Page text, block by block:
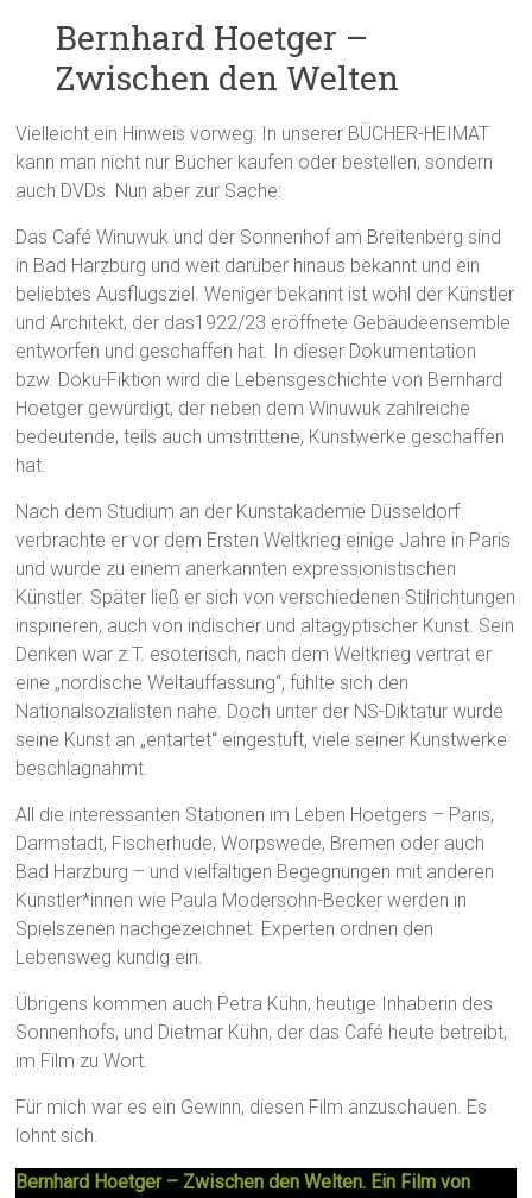
Bernhard Hoetger –
Zwischen den Welten
Vielleicht ein Hinweis vorweg: In unserer BÜCHER-HEIMAT
kann man nicht nur Bücher kaufen oder bestellen, sondern
auch DVDs. Nun aber zur Sache:
Das Café Winuwuk und der Sonnenhof am Breitenberg sind
in Bad Harzburg und weit darüber hinaus bekannt und ein
beliebtes Ausflugsziel. Weniger bekannt ist wohl der Künstler
und Architekt, der das1922/23 eröffnete Gebäudeensemble
entworfen und geschaffen hat. In dieser Dokumentation
bzw. Doku-Fiktion wird die Lebensgeschichte von Bernhard
Hoetger gewürdigt, der neben dem Winuwuk zahlreiche
bedeutende, teils auch umstrittene, Kunstwerke geschaffen
hat.
Nach dem Studium an der Kunstakademie Düsseldorf
verbrachte er vor dem Ersten Weltkrieg einige Jahre in Paris
und wurde zu einem anerkannten expressionistischen
Künstler. Später ließ er sich von verschiedenen Stilrichtungen
inspirieren, auch von indischer und altägyptischer Kunst. Sein
Denken war z.T. esoterisch, nach dem Weltkrieg vertrat er
eine „nordische Weltauffassung“, fühlte sich den
Nationalsozialisten nahe. Doch unter der NS-Diktatur wurde
seine Kunst an „entartet“ eingestuft, viele seiner Kunstwerke
beschlagnahmt.
All die interessanten Stationen im Leben Hoetgers – Paris,
Darmstadt, Fischerhude, Worpswede, Bremen oder auch
Bad Harzburg – und vielfältigen Begegnungen mit anderen
Künstler*innen wie Paula Modersohn-Becker werden in
Spielszenen nachgezeichnet. Experten ordnen den
Lebensweg kundig ein.
Übrigens kommen auch Petra Kühn, heutige Inhaberin des
Sonnenhofs, und Dietmar Kühn, der das Café heute betreibt,
im Film zu Wort.
Für mich war es ein Gewinn, diesen Film anzuschauen. Es
lohnt sich.
Bernhard Hoetger – Zwischen den Welten. Ein Film von